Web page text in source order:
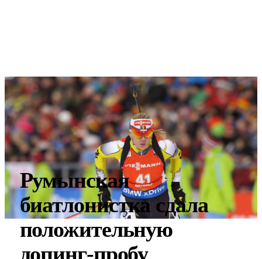
Румынская
биатлонистка сдала
положительную
допинг-пробу